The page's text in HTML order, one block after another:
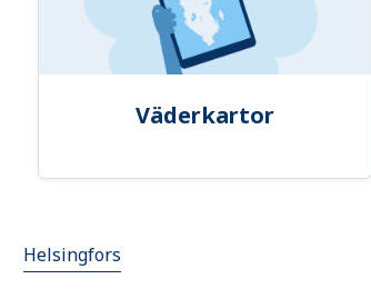
Väderkartor
Helsingfors